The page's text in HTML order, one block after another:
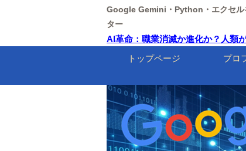
Google Gemini・Python・エクセル
ター
AI革命：職業消滅か進化か？人類
トップページ
プロ